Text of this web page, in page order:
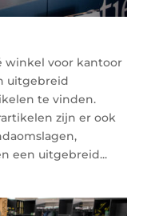
winkel voor kantoor
uitgebreid
te vinden.
zijn er ook
een uitgebreid...